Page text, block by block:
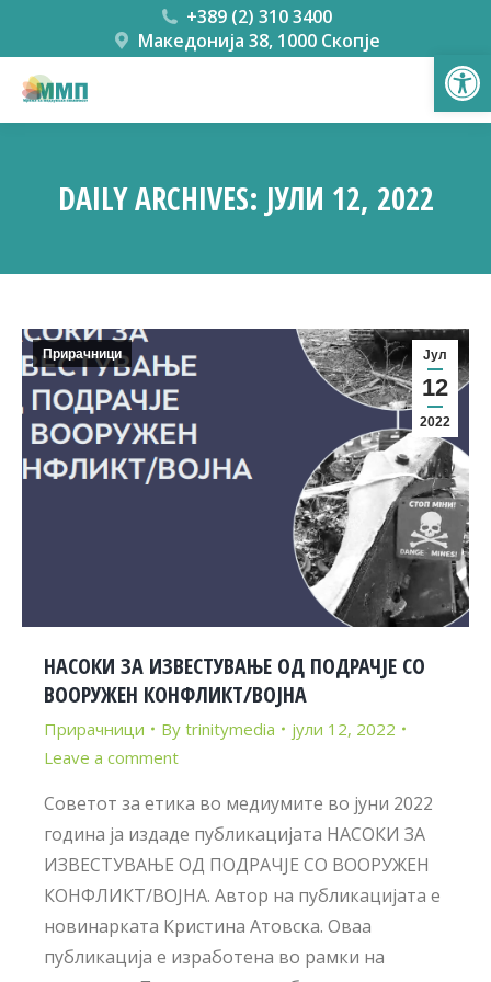
+389 (2) 310 3400
Македонија 38, 1000 Скопје
DAILY ARCHIVES: ЈУЛИ 12, 2022
Јул
12
2022
Прирачници
НАСОКИ ЗА ИЗВЕСТУВАЊЕ ОД ПОДРАЧЈЕ СО
ВООРУЖЕН КОНФЛИКТ/ВОЈНА
Прирачници By trinitymedia
јули 12, 2022
Leave a comment
Советот за етика во медиумите во јуни 2022
година ја издаде публикацијата НАСОКИ ЗА
ИЗВЕСТУВАЊЕ ОД ПОДРАЧЈЕ СО ВООРУЖЕН
КОНФЛИКТ/ВОЈНА. Автор на публикацијата е
новинарката Кристина Атовска. Оваа
публикација е изработена во рамки на